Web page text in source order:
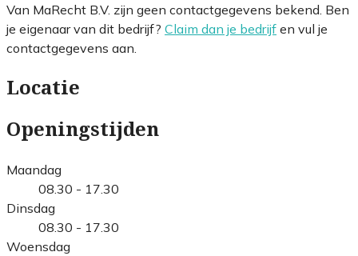
Van MaRecht B.V. zijn geen contactgegevens bekend. Ben
je eigenaar van dit bedrijf? Claim dan je bedrijf en vul je
contactgegevens aan.
Locatie
Openingstijden
Maandag
08.30 - 17.30
Dinsdag
08.30 - 17.30
Woensdag